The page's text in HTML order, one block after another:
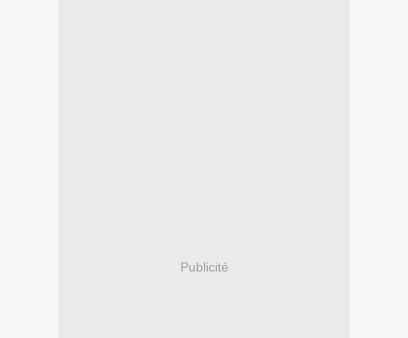
Publicité